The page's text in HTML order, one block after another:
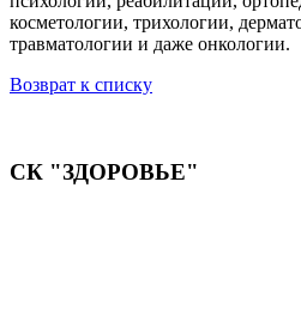
косметологии, трихологии,
травматологии и даже онкологии.
Возврат к списку
СК "ЗДОРОВЬЕ"